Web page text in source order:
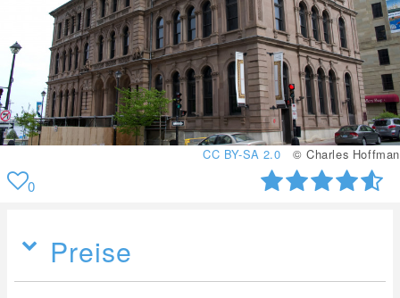
CC BY-SA 2.0 © Charles Hoffman
0
Preise